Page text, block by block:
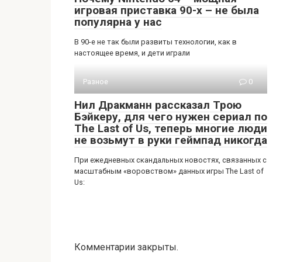
игровая приставка 90-х – не была
популярна у нас
В 90-е не так были развиты технологии, как в
настоящее время, и дети играли
Разное 0
Нил Дракманн рассказал Трою
Бэйкеру, для чего нужен сериал по
The Last of Us, теперь многие люди
не возьмут в руки геймпад никогда
При ежедневных скандальных новостях, связанных с
масштабным «воровством» данных игры The Last of
Us:
Комментарии закрыты.